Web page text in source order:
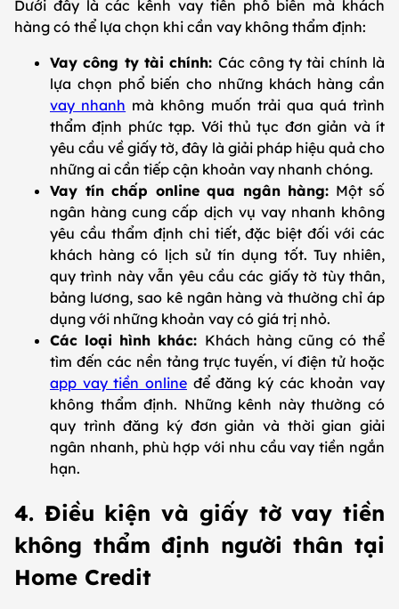
Dưới đây là các kênh vay tiền phổ biến mà khách
hàng có thể lựa chọn khi cần vay không thẩm định:
Vay công ty tài chính: Các công ty tài chính là
lựa chọn phổ biến cho những khách hàng cần
vay nhanh mà không muốn trải qua quá trình
thẩm định phức tạp. Với thủ tục đơn giản và ít
yêu cầu về giấy tờ, đây là giải pháp hiệu quả cho
những ai cần tiếp cận khoản vay nhanh chóng.
Vay tín chấp online qua ngân hàng: Một số
ngân hàng cung cấp dịch vụ vay nhanh không
yêu cầu thẩm định chi tiết, đặc biệt đối với các
khách hàng có lịch sử tín dụng tốt. Tuy nhiên,
quy trình này vẫn yêu cầu các giấy tờ tùy thân,
bảng lương, sao kê ngân hàng và thường chỉ áp
dụng với những khoản vay có giá trị nhỏ.
Các loại hình khác: Khách hàng cũng có thể
tìm đến các nền tảng trực tuyến, ví điện tử hoặc
app vay tiền online để đăng ký các khoản vay
không thẩm định. Những kênh này thường có
quy trình đăng ký đơn giản và thời gian giải
ngân nhanh, phù hợp với nhu cầu vay tiền ngắn
hạn.
4. Điều kiện và giấy tờ vay tiền
không thẩm định người thân tại
Home Credit